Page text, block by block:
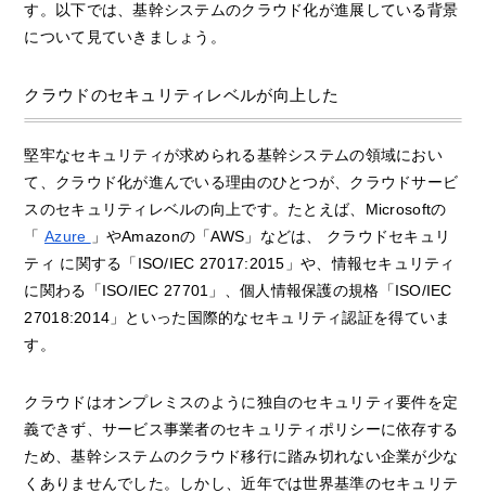
す。以下では、基幹システムのクラウド化が進展している背景
について見ていきましょう。
クラウドのセキュリティレベルが向上した
堅牢なセキュリティが求められる基幹システムの領域におい
て、クラウド化が進んでいる理由のひとつが、クラウドサービ
スのセキュリティレベルの向上です。たとえば、Microsoftの
「 Azure
」やAmazonの「AWS」などは、 クラウドセキュリ
ティ に関する「ISO/IEC 27017:2015」や、情報セキュリティ
に関わる「ISO/IEC 27701」、個人情報保護の規格「ISO/IEC
27018:2014」といった国際的なセキュリティ認証を得ていま
す。
クラウドはオンプレミスのように独自のセキュリティ要件を定
義できず、サービス事業者のセキュリティポリシーに依存する
ため、基幹システムのクラウド移行に踏み切れない企業が少な
くありませんでした。しかし、近年では世界基準のセキュリテ